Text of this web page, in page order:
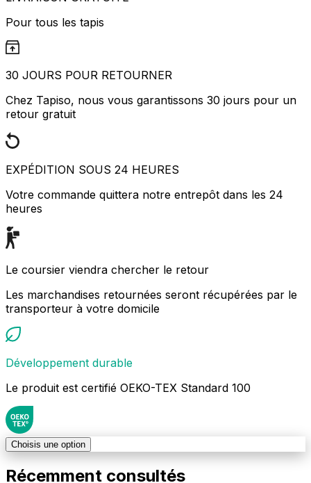
Pour tous les tapis
30 JOURS POUR RETOURNER
Chez Tapiso, nous vous garantissons 30 jours pour un
retour gratuit
EXPÉDITION SOUS 24 HEURES
Votre commande quittera notre entrepôt dans les 24
heures
Le coursier viendra chercher le retour
Les marchandises retournées seront récupérées par le
transporteur à votre domicile
Développement durable
Le produit est certifié OEKO-TEX Standard 100
Choisis une option
Récemment consultés